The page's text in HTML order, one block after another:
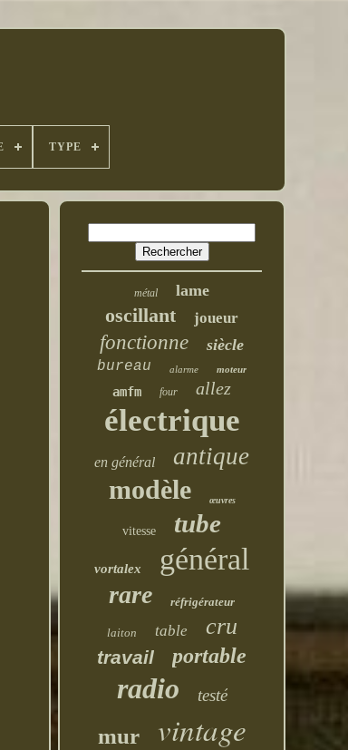
TYPE
métal lame
oscillant joueur
fonctionne siècle
bureau alarme moteur
amfm four allez
électrique
en général antique
modèle œuvres
vitesse tube
vortalex général
rare réfrigérateur
laiton table cru
travail portable
radio testé
mur vintage